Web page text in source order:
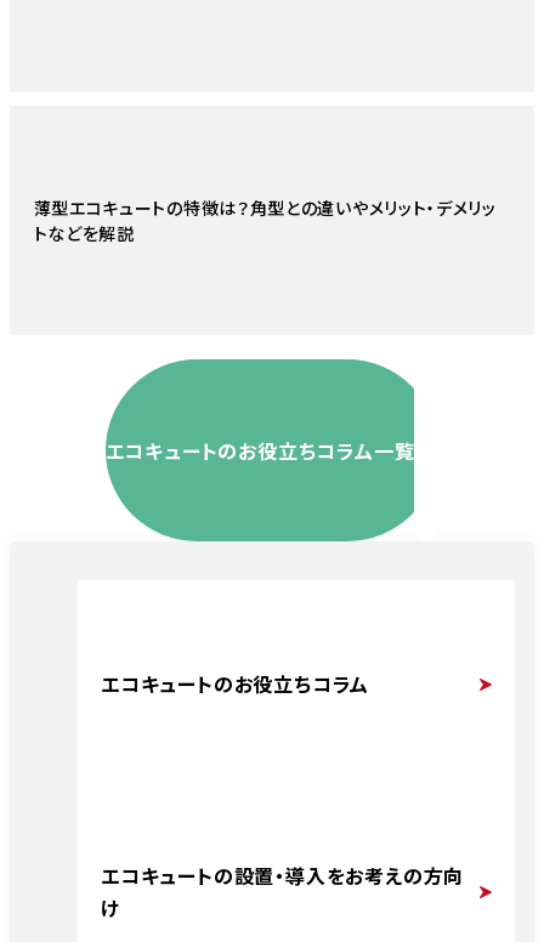
薄型エコキュートの特徴は？角型との違いやメリット・デメリッ
トなどを解説
エコキュートのお役立ちコラム一覧
エコキュートのお役立ちコラム
エコキュートの設置・導入をお考えの方向
け